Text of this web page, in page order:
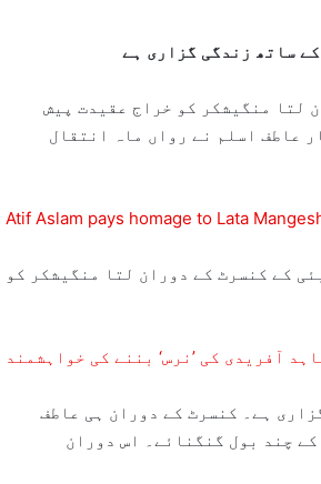
ساتھ زندگی گزاری ہے
لتا منگیشکر کو خراج عقیدت پیش
عاطف اسلم نے رواں ماہ انتقال
Atif Aslam pays homage to Lata
کے کنسرٹ کے دوران لتا منگیشکر کو
آفریدی کی ’نرس‘ بننے کی خواہشمند
ہے۔ کنسرٹ کے دوران ہی عاطف
چند بول گنگنائے۔ اس دوران